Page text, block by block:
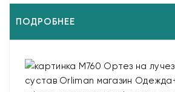
ПОДРОБНЕЕ